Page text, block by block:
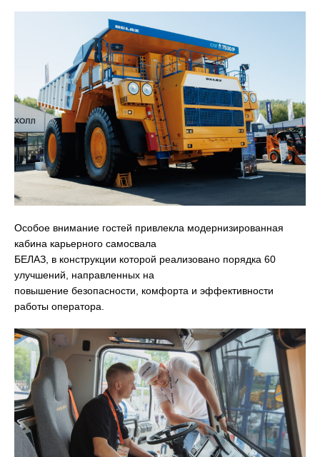
Особое внимание гостей привлекла модернизированная
кабина карьерного самосвала
БЕЛАЗ, в конструкции которой реализовано порядка 60
улучшений, направленных на
повышение безопасности, комфорта и эффективности
работы оператора.